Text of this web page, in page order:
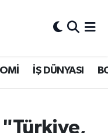
İŞ DÜNYASI
"Türkiye,